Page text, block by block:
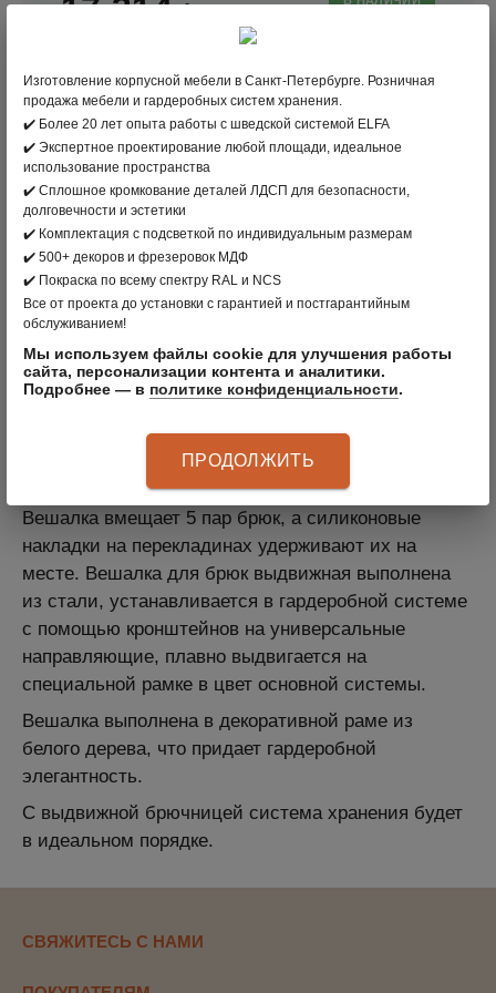
17 314 ;
В КОРЗИНУ
вернуться в раздел
ПРОИЗВОДИТЕЛЬ:
ЦВЕТ: БЕЛЫЙ
МАТЕРИАЛ: СТАЛЬ
ОПИСАНИЕ ПРОДУКТА
Вешалка вмещает 5 пар брюк, а силиконовые
накладки на перекладинах удерживают их на
месте. Вешалка для брюк выдвижная выполнена
из стали, устанавливается в гардеробной системе
с помощью кронштейнов на универсальные
направляющие, плавно выдвигается на
специальной рамке в цвет основной системы.
Вешалка выполнена в декоративной раме из
белого дерева, что придает гардеробной
элегантность.
С выдвижной брючницей система хранения будет
в идеальном порядке.
СВЯЖИТЕСЬ С НАМИ
Изготовление корпусной мебели в Санкт-Петербурге. Розничная
продажа мебели и гардеробных систем хранения.
✔️ Более 20 лет опыта работы с шведской системой ELFA
✔️ Экспертное проектирование любой площади, идеальное
использование пространства
✔️ Сплошное кромкование деталей ЛДСП для безопасности,
долговечности и эстетики
✔️ Комплектация с подсветкой по индивидуальным размерам
✔️ 500+ декоров и фрезеровок МДФ
✔️ Покраска по всему спектру RAL и NCS
Все от проекта до установки с гарантией и постгарантийным
обслуживанием!
Мы используем файлы cookie для улучшения работы
сайта, персонализации контента и аналитики.
Подробнее — в политике конфиденциальности.
ПРОДОЛЖИТЬ